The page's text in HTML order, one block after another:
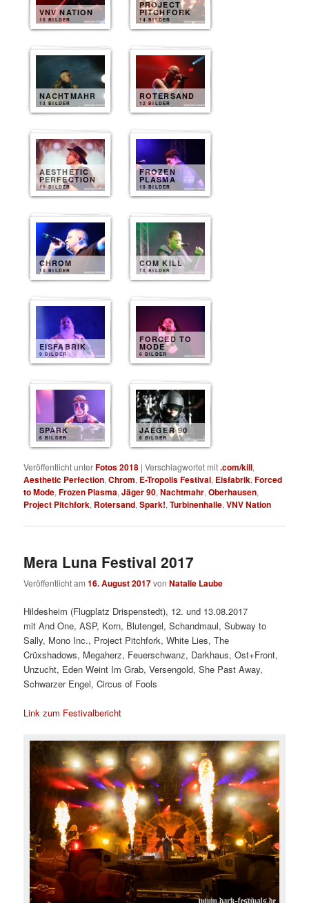
VNV NATION
15 BILDER
PROJECT
PITCHFORK
14 BILDER
NACHTMAHR
13 BILDER
ROTERSAND
12 BILDER
AESTHETIC
PERFECTION
11 BILDER
FROZEN
PLASMA
10 BILDER
CHROM
10 BILDER
COM KILL
10 BILDER
EISFABRIK
9 BILDER
FORCED TO
MODE
6 BILDER
SPARK
6 BILDER
JAEGER 90
6 BILDER
Veröffentlicht unterFotos 2018 |Verschlagwortet mit.com/kill,
Aesthetic Perfection,Chrom, E-Tropolis Festival, Eisfabrik,Forced
to Mode,Frozen Plasma,Jäger 90,Nachtmahr,Oberhausen,
Project Pitchfork, Rotersand,Spark!,Turbinenhalle,VNV Nation
Mera Luna Festival 2017
Veröffentlicht am16. August 2017vonNatalie Laube
Hildesheim (Flugplatz Drispenstedt), 12. und 13.08.2017
mit And One, ASP, Korn, Blutengel, Schandmaul, Subway to
Sally, Mono Inc., Project Pitchfork, White Lies, The
Crüxshadows, Megaherz, Feuerschwanz, Darkhaus, Ost+Front,
Unzucht, Eden Weint Im Grab, Versengold, She Past Away,
Schwarzer Engel, Circus of Fools
Link zum Festivalbericht